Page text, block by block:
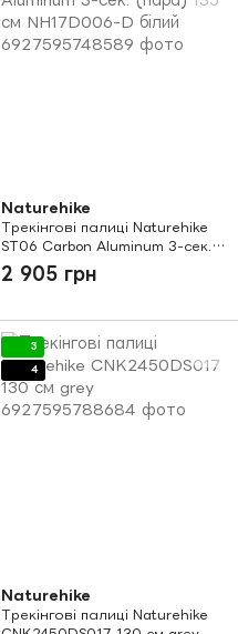
Naturehike
Трекінгові палиці Naturehike
ST06 Carbon Aluminum 3-сек.
(пара) 135 см NH17D006-D
білий
2 905 грн
3
4
Naturehike
Трекінгові палиці Naturehike